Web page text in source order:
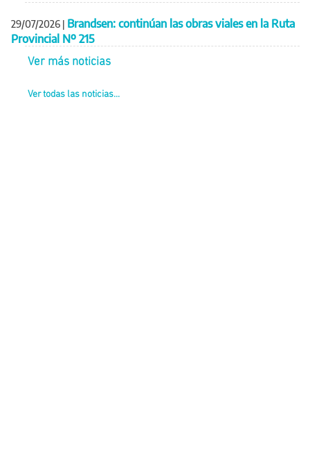
29/07/2026 | Brandsen: continúan las obras viales en la Ruta
Provincial Nº 215
Ver más noticias
Ver todas las noticias...